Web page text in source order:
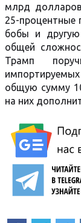
млрд
25-процентные
бобы и другую
общей
Трамп
общую сумму
на них